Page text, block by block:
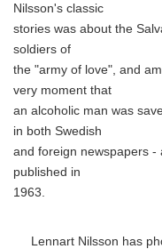
Nilsson's classic
stories was about the
soldiers of
the "army of love", and
very moment that
an alcoholic man was
in both Swedish
and foreign newspapers -
published in
1963.
Lennart Nilsson has